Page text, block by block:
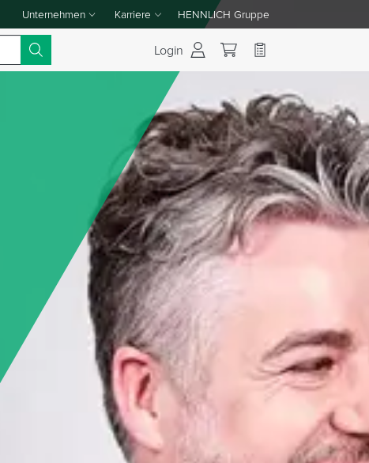
Unternehmen
Dropdown-Menü Unternehmen umschalten
Karriere
Dropdown-Menü Karriere umschalten
HENNLICH Gruppe
Login